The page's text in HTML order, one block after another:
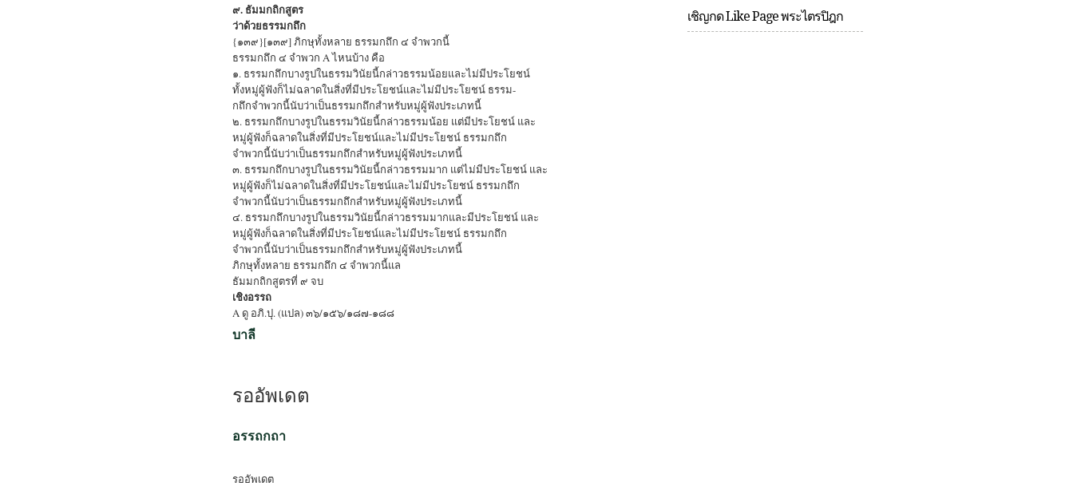
๙. ธัมมกถิกสูตร
ว่าด้วยธรรมกถึก
{๑๓๙}[๑๓๙] ภิกษุทั้งหลาย ธรรมกถึก ๔ จำพวกนี้
ธรรมกถึก ๔ จำพวก A ไหนบ้าง คือ
๑. ธรรมกถึกบางรูปในธรรมวินัยนี้กล่าวธรรมน้อยและไม่มีประโยชน์
ทั้งหมู่ผู้ฟังก็ไม่ฉลาดในสิ่งที่มีประโยชน์และไม่มีประโยชน์ ธรรม-
กถึกจำพวกนี้นับว่าเป็นธรรมกถึกสำหรับหมู่ผู้ฟังประเภทนี้
๒. ธรรมกถึกบางรูปในธรรมวินัยนี้กล่าวธรรมน้อย แต่มีประโยชน์ และ
หมู่ผู้ฟังก็ฉลาดในสิ่งที่มีประโยชน์และไม่มีประโยชน์ ธรรมกถึก
จำพวกนี้นับว่าเป็นธรรมกถึกสำหรับหมู่ผู้ฟังประเภทนี้
๓. ธรรมกถึกบางรูปในธรรมวินัยนี้กล่าวธรรมมาก แต่ไม่มีประโยชน์ และ
หมู่ผู้ฟังก็ไม่ฉลาดในสิ่งที่มีประโยชน์และไม่มีประโยชน์ ธรรมกถึก
จำพวกนี้นับว่าเป็นธรรมกถึกสำหรับหมู่ผู้ฟังประเภทนี้
๔. ธรรมกถึกบางรูปในธรรมวินัยนี้กล่าวธรรมมากและมีประโยชน์ และ
หมู่ผู้ฟังก็ฉลาดในสิ่งที่มีประโยชน์และไม่มีประโยชน์ ธรรมกถึก
จำพวกนี้นับว่าเป็นธรรมกถึกสำหรับหมู่ผู้ฟังประเภทนี้
ภิกษุทั้งหลาย ธรรมกถึก ๔ จำพวกนี้แล
ธัมมกถิกสูตรที่ ๙ จบ
เชิงอรรถ
A ดู อภิ.ปุ. (แปล) ๓๖/๑๕๖/๑๘๗-๑๘๘
บาลี
รออัพเดต
อรรถกถา
รออัพเดต
เชิญกด Like Page พระไตรปิฎก